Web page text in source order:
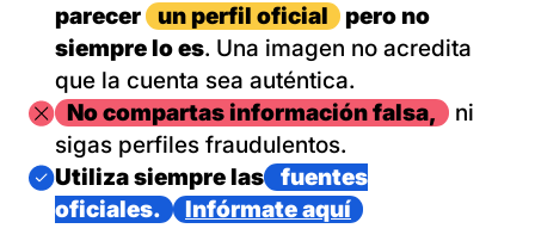
parecer
un perfil oficial
pero no
siempre lo es. Una imagen no acredita
que la cuenta sea auténtica.
ImagenNo compartas información falsa,
ni
sigas perfiles fraudulentos.
Imagen
Utiliza siempre las
fuentes
oficiales.
Infórmate aquí